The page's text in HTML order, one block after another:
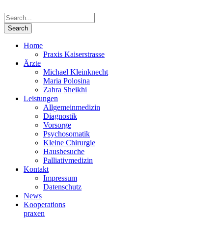
Home
Praxis Kaiserstrasse
Ärzte
Michael Kleinknecht
Maria Polosina
Zahra Sheikhi
Leistungen
Allgemeinmedizin
Diagnostik
Vorsorge
Psychosomatik
Kleine Chirurgie
Hausbesuche
Palliativmedizin
Kontakt
Impressum
Datenschutz
News
Kooperations­
praxen